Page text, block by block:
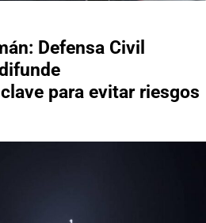
Defensa Civil
para evitar riesgos